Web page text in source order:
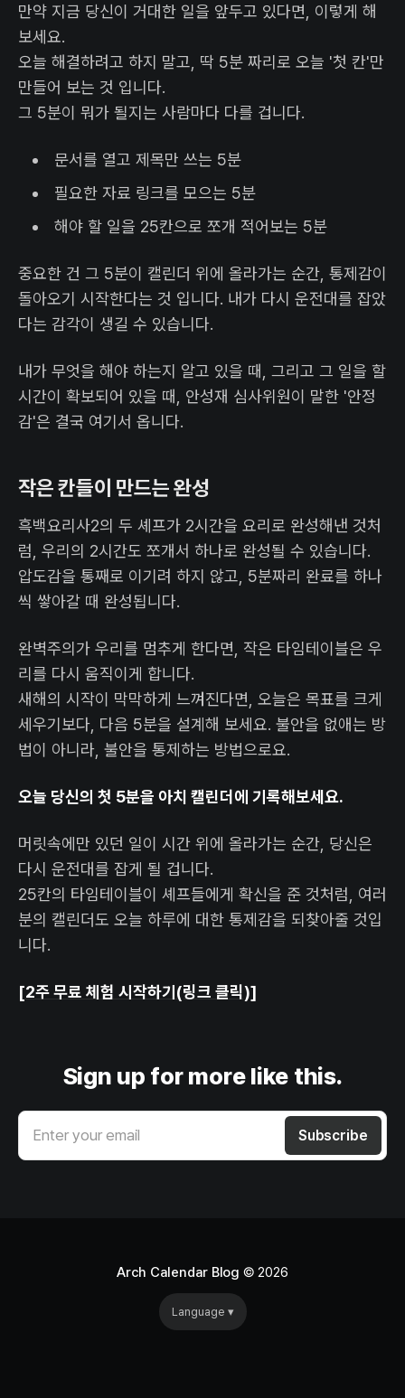
만약 지금 당신이 거대한 일을 앞두고 있다면, 이렇게 해
보세요.
오늘 해결하려고 하지 말고, 딱 5분 짜리로 오늘 '첫 칸'만
만들어 보는 것 입니다.
그 5분이 뭐가 될지는 사람마다 다를 겁니다.
문서를 열고 제목만 쓰는 5분
필요한 자료 링크를 모으는 5분
해야 할 일을 25칸으로 쪼개 적어보는 5분
중요한 건 그 5분이 캘린더 위에 올라가는 순간, 통제감이
돌아오기 시작한다는 것 입니다. 내가 다시 운전대를 잡았
다는 감각이 생길 수 있습니다.
내가 무엇을 해야 하는지 알고 있을 때, 그리고 그 일을 할
시간이 확보되어 있을 때, 안성재 심사위원이 말한 '안정
감'은 결국 여기서 옵니다.
작은 칸들이 만드는 완성
흑백요리사2의 두 셰프가 2시간을 요리로 완성해낸 것처
럼, 우리의 2시간도 쪼개서 하나로 완성될 수 있습니다.
압도감을 통째로 이기려 하지 않고, 5분짜리 완료를 하나
씩 쌓아갈 때 완성됩니다.
완벽주의가 우리를 멈추게 한다면, 작은 타임테이블은 우
리를 다시 움직이게 합니다.
새해의 시작이 막막하게 느껴진다면, 오늘은 목표를 크게
세우기보다, 다음 5분을 설계해 보세요. 불안을 없애는 방
법이 아니라, 불안을 통제하는 방법으로요.
오늘 당신의 첫 5분을 아치 캘린더에 기록해보세요.
머릿속에만 있던 일이 시간 위에 올라가는 순간, 당신은
다시 운전대를 잡게 될 겁니다.
25칸의 타임테이블이 셰프들에게 확신을 준 것처럼, 여러
분의 캘린더도 오늘 하루에 대한 통제감을 되찾아줄 것입
니다.
[2주 무료 체험 시작하기(링크 클릭)]
Sign up for more like this.
Enter your email Subscribe
Arch Calendar Blog © 2026
Language ▾